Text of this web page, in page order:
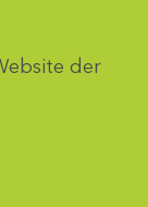
der